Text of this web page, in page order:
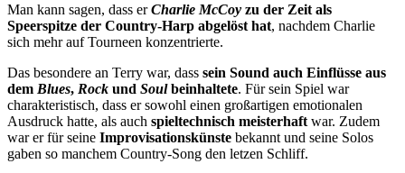
Man kann sagen, dass erCharlie McCoy zu der Zeit als
Speerspitze der Country-Harp abgelöst hat, nachdem Charlie
sich mehr auf Tourneen konzentrierte.
Das besondere an Terry war, dass sein Sound auch Einflüsse aus
dem Blues, Rock und Soulbeinhaltete. Für sein Spiel war
charakteristisch, dass er sowohl einen großartigen emotionalen
Ausdruck hatte, als auch spieltechnisch meisterhaft war. Zudem
war er für seine Improvisationskünste bekannt und seine Solos
gaben so manchem Country-Song den letzen Schliff.